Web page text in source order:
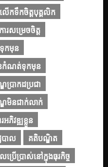
លើកទឹកចិត្តបុគ្គលិក
ការសម្រេចចិត្ត
កមុន
ានកំណត់ទុកមុន
ប្រាកដប្រជា
ឌមិនជាក់លាក់
អភិវឌ្ឍខ្លួន
បាល
គតិបណ្ឌិត
ប្រើប្រាស់នៅក្នុងធុរកិច្ច